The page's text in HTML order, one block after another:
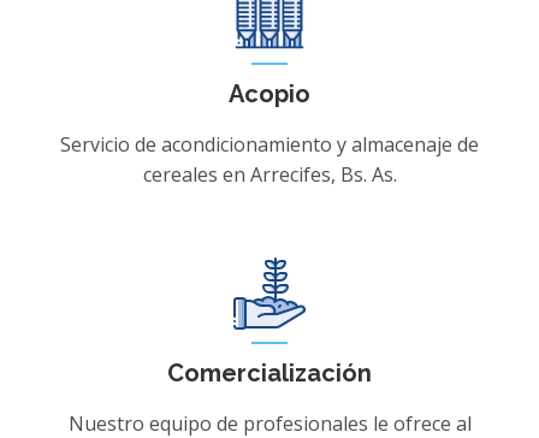
Acopio
Servicio de acondicionamiento y almacenaje de
cereales en Arrecifes, Bs. As.
Comercialización
Nuestro equipo de profesionales le ofrece al